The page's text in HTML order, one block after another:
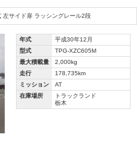
左サイド扉 ラッシングレール2段
年式
平成30年12月
型式
TPG-XZC605M
最大積載量
2,000kg
走行
178,735km
ミッション
AT
在庫場所
トラックランド
栃木